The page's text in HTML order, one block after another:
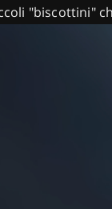
"biscottini"